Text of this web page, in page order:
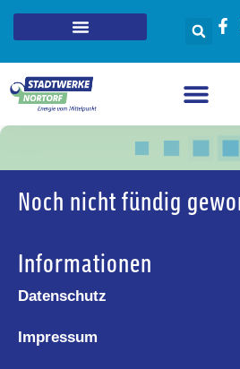
Noch nicht fündig
Informationen
Datenschutz
Impressum